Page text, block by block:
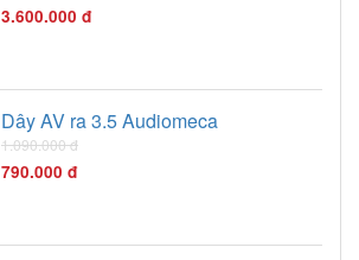
3.600.000 đ
Dây AV ra 3.5 Audiomeca
1.090.000 đ
790.000 đ